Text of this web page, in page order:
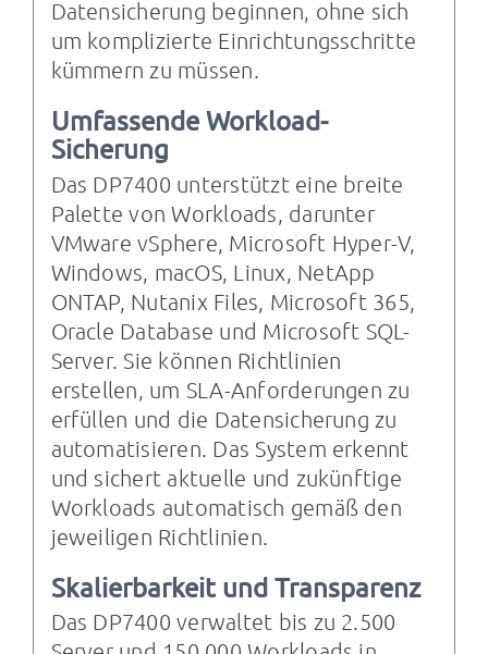
Datensicherung beginnen, ohne sich
um komplizierte Einrichtungsschritte
kümmern zu müssen.
Umfassende Workload-
Sicherung
Das DP7400 unterstützt eine breite
Palette von Workloads, darunter
VMware vSphere, Microsoft Hyper-V,
Windows, macOS, Linux, NetApp
ONTAP, Nutanix Files, Microsoft 365,
Oracle Database und Microsoft SQL-
Server. Sie können Richtlinien
erstellen, um SLA-Anforderungen zu
erfüllen und die Datensicherung zu
automatisieren. Das System erkennt
und sichert aktuelle und zukünftige
Workloads automatisch gemäß den
jeweiligen Richtlinien.
Skalierbarkeit und Transparenz
Das DP7400 verwaltet bis zu 2.500